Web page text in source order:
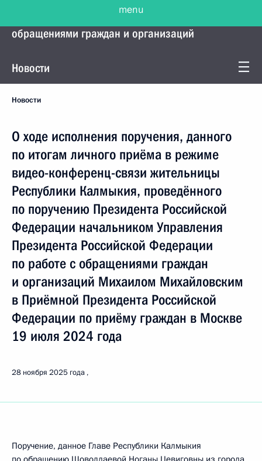
обращениями граждан и организаций
Новости
Новости
О ходе исполнения поручения, данного
по итогам личного приёма в режиме
видео-конференц-связи жительницы
Республики Калмыкия, проведённого
по поручению Президента Российской
Федерации начальником Управления
Президента Российской Федерации
по работе с обращениями граждан
и организаций Михаилом Михайловским
в Приёмной Президента Российской
Федерации по приёму граждан в Москве
19 июля 2024 года
28 ноября 2025 года
Поручение, данное Главе Республики Калмыкия